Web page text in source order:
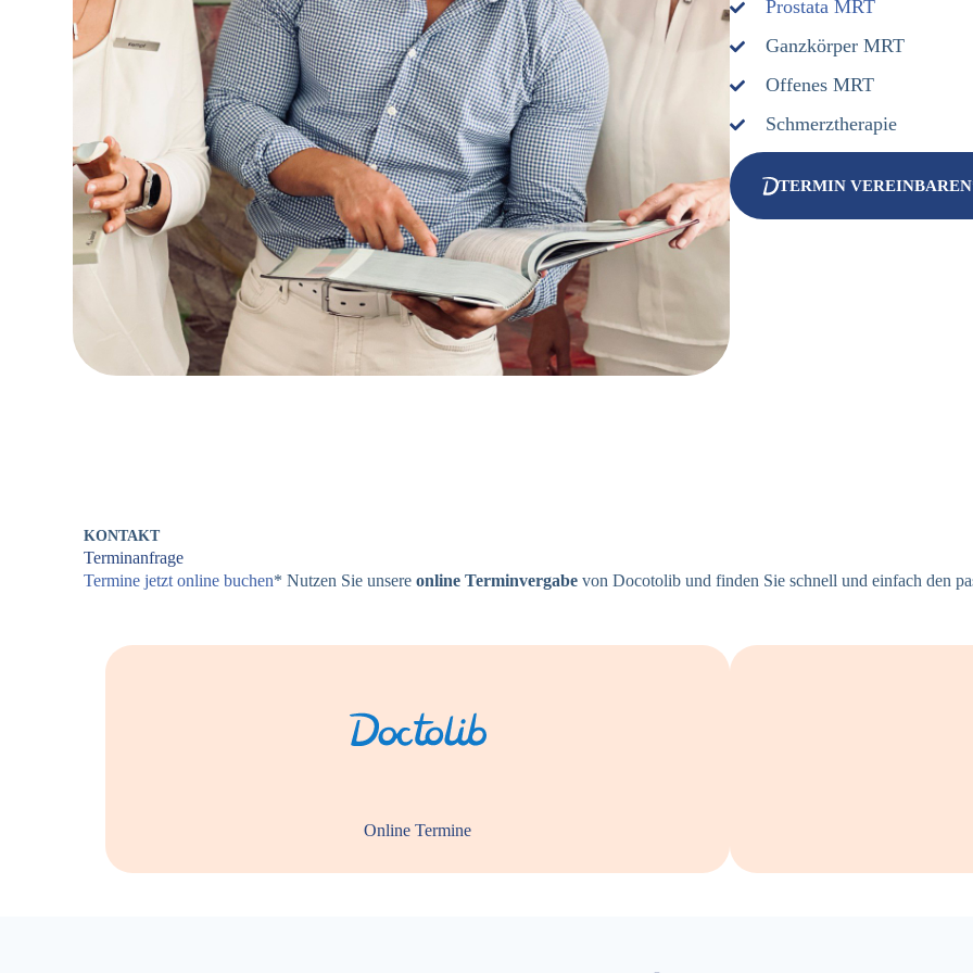
Prostata MRT
Ganzkörper MRT
Offenes MRT
Schmerztherapie
TERMIN
KONTAKT
Terminanfrage
Termine jetzt online buchen* Nutzen Sie unsereonline Terminvergabe von Docotolib und finden Sie schnell und einfach den
Online Termine